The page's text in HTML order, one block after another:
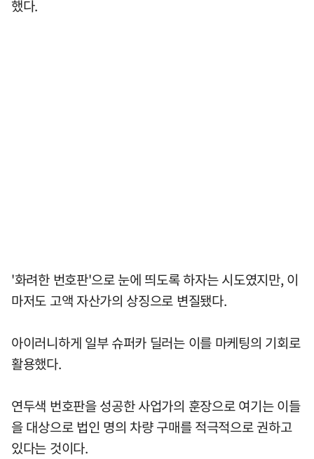
했다.
'화려한 번호판'으로 눈에 띄도록 하자는 시도였지만, 이
마저도 고액 자산가의 상징으로 변질됐다.
아이러니하게 일부 슈퍼카 딜러는 이를 마케팅의 기회로
활용했다.
연두색 번호판을 성공한 사업가의 훈장으로 여기는 이들
을 대상으로 법인 명의 차량 구매를 적극적으로 권하고
있다는 것이다.